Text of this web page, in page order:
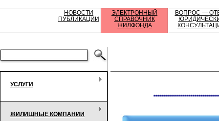
НОВОСТИ
ПУБЛИКАЦИИ
ЭЛЕКТРОННЫЙ
СПРАВОЧНИК
ЖИЛФОНДА
ВОПРОС —
УСЛУГИ
ЖИЛИЩНЫЕ КОМПАНИИ